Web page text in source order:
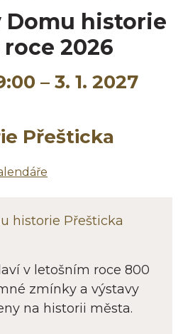
Domu historie
2026
– 3. 1. 2027
Přešticka
v letošním roce 800
zmínky a výstavy
na historii města.